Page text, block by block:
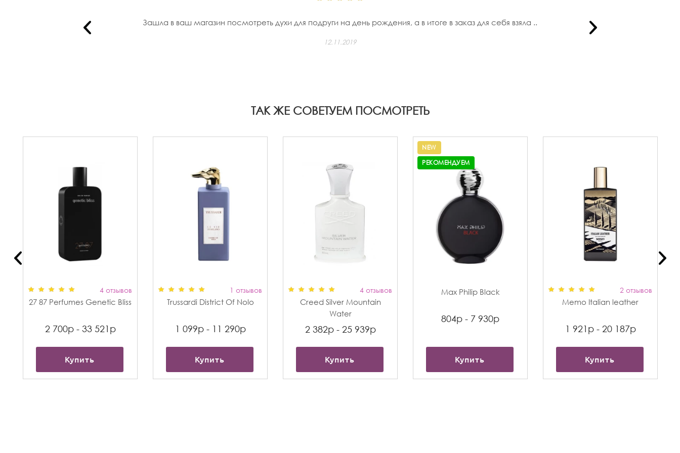
Зашла в ваш магазин посмотреть духи для подруги на день рождения, а в итоге в заказ для себя взяла ..
12.11.2019
ТАК ЖЕ СОВЕТУЕМ ПОСМОТРЕТЬ
4 отзывов
27 87 Perfumes Genetic Bliss
2 700р - 33 521р
Купить
1 отзывов
Trussardi District Of Nolo
1 099р - 11 290р
Купить
4 отзывов
Creed Silver Mountain
Water
2 382р - 25 939р
Купить
NEW
РЕКОМЕНДУЕМ
Max Philip Black
804р - 7 930р
Купить
2 отзывов
Memo Italian leather
1 921р - 20 187р
Купить